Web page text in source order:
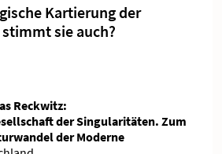
Kartierung der
sie auch?
Reckwitz:
der Singularitäten. Zum
der Moderne